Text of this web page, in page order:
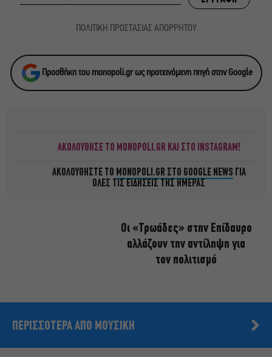
ΠΟΛΙΤΙΚΗ ΠΡΟΣΤΑΣΙΑΣ ΑΠΟΡΡΗΤΟΥ
Προσθήκη του monopoli.gr ως προτεινόμενη πηγή στην Google
ΑΚΟΛΟΥΘΗΣΕ ΤΟ MONOPOLI.GR ΚΑΙ ΣΤΟ INSTAGRAM!
ΑΚΟΛΟΥΘΗΣΤΕ ΤΟ MONOPOLI.GR ΣΤΟ GOOGLE NEWS ΓΙΑ
ΟΛΕΣ ΤΙΣ ΕΙΔΗΣΕΙΣ ΤΗΣ ΗΜΕΡΑΣ
Οι «Τρωάδες» στην Επίδαυρο
αλλάζουν την αντίληψη για
τον πολιτισμό
ΠΕΡΙΣΣΟΤΕΡΑ ΑΠΟ ΜΟΥΣΙΚΗ